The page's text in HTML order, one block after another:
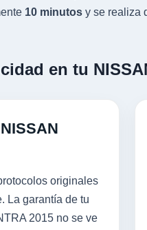
10 minutos y se realiza
en tu
originales
La garantía de tu
2015 no se ve